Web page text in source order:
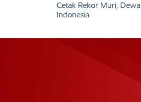
Cetak Rekor Muri,
Indonesia